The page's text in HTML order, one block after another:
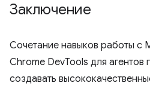
Заключение
Сочетание навыков работы с
Chrome DevTools для агентов
создавать